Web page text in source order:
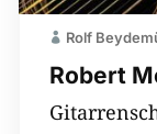
Robert
Rolf